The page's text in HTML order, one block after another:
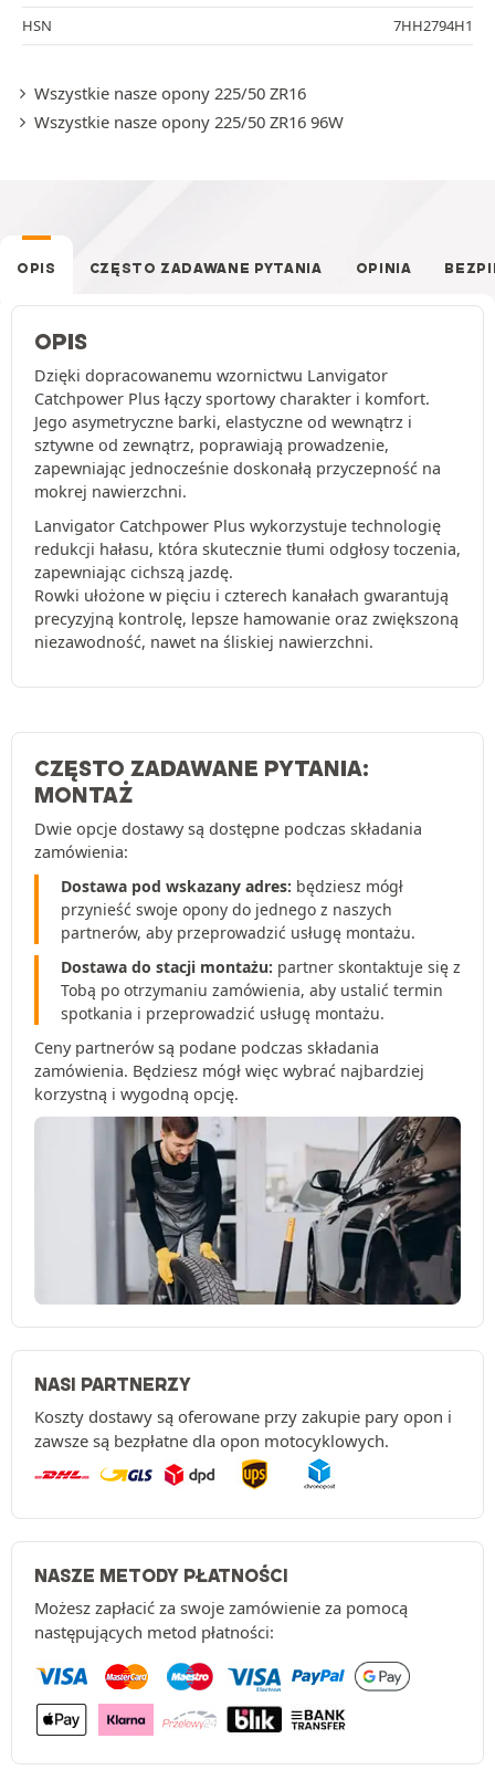
HSN
7HH2794H1
Wszystkie nasze opony 225/50 ZR16
Wszystkie nasze opony 225/50 ZR16 96W
OPIS CZĘSTO ZADAWANE PYTANIA OPINIA
OPIS
Dzięki dopracowanemu wzornictwu Lanvigator
Catchpower Plus łączy sportowy charakter i komfort.
Jego asymetryczne barki, elastyczne od wewnątrz i
sztywne od zewnątrz, poprawiają prowadzenie,
zapewniając jednocześnie doskonałą przyczepność na
mokrej nawierzchni.
Lanvigator Catchpower Plus wykorzystuje technologię
redukcji hałasu, która skutecznie tłumi odgłosy toczenia,
zapewniając cichszą jazdę.
Rowki ułożone w pięciu i czterech kanałach gwarantują
precyzyjną kontrolę, lepsze hamowanie oraz zwiększoną
niezawodność, nawet na śliskiej nawierzchni.
CZĘSTO ZADAWANE PYTANIA:
MONTAŻ
Dwie opcje dostawy są dostępne podczas składania
zamówienia:
Dostawa pod wskazany adres: będziesz mógł
przynieść swoje opony do jednego z naszych
partnerów, aby przeprowadzić usługę montażu.
Dostawa do stacji montażu: partner skontaktuje się z
Tobą po otrzymaniu zamówienia, aby ustalić termin
spotkania i przeprowadzić usługę montażu.
Ceny partnerów są podane podczas składania
zamówienia. Będziesz mógł więc wybrać najbardziej
korzystną i wygodną opcję.
NASI PARTNERZY
Koszty dostawy są oferowane przy zakupie pary opon i
zawsze są bezpłatne dla opon motocyklowych.
NASZE METODY PŁATNOŚCI
Możesz zapłacić za swoje zamówienie za pomocą
następujących metod płatności: